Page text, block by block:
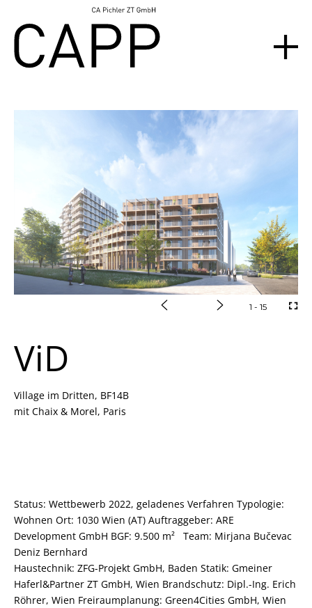
1 - 15
ViD
Village im Dritten, BF14B
mit Chaix & Morel, Paris
Status: Wettbewerb 2022, geladenes Verfahren Typologie:
Wohnen Ort: 1030 Wien (AT) Auftraggeber: ARE
Development GmbH BGF: 9.500 m² Team: Mirjana Bučevac
Deniz Bernhard
Haustechnik: ZFG-Projekt GmbH, Baden Statik: Gmeiner
Haferl&Partner ZT GmbH, Wien Brandschutz: Dipl.-Ing. Erich
Röhrer, Wien Freiraumplanung: Green4Cities GmbH, Wien